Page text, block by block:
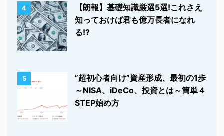
4
【朗報】基礎知識厳選5選!これさえ
知っておけば君も億万長者になれ
る!?
5
”超初心者向け”資産形成、最初の1歩
～NISA、iDeCo、投資とは～簡単４
STEP始め方